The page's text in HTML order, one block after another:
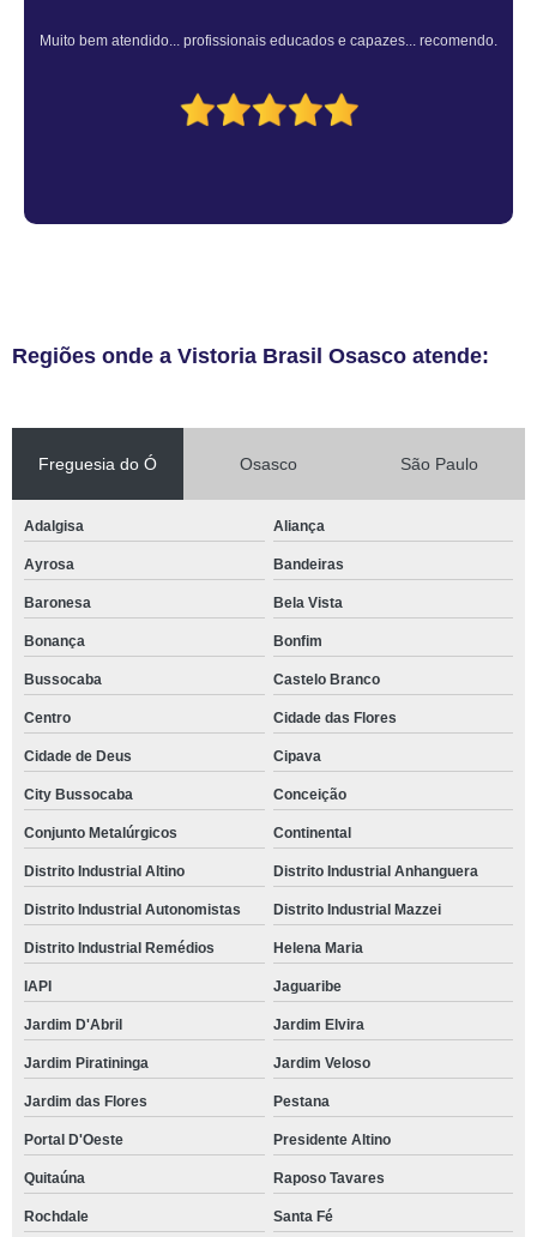
Muito bem atendido... profissionais educados e capazes... recomendo.
Regiões onde a Vistoria Brasil Osasco atende:
Freguesia do Ó Osasco São Paulo
Adalgisa Aliança
Ayrosa Bandeiras
Baronesa Bela Vista
Bonança Bonfim
Bussocaba Castelo Branco
Centro Cidade das Flores
Cidade de Deus Cipava
City Bussocaba Conceição
Conjunto Metalúrgicos Continental
Distrito Industrial Altino Distrito Industrial Anhanguera
Distrito Industrial Autonomistas Distrito Industrial Mazzei
Distrito Industrial Remédios Helena Maria
IAPI Jaguaribe
Jardim D'Abril Jardim Elvira
Jardim Piratininga Jardim Veloso
Jardim das Flores Pestana
Portal D'Oeste Presidente Altino
Quitaúna Raposo Tavares
Rochdale Santa Fé